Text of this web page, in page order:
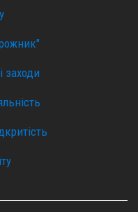
заходи